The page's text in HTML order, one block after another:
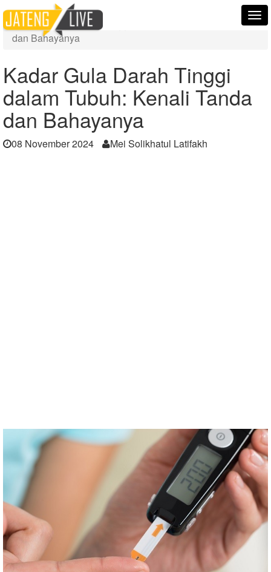
Home
Berita
Kadar Gula Darah Tinggi dalam Tubuh: Kenali Tanda
dan Bahayanya
Kadar Gula Darah Tinggi
dalam Tubuh: Kenali Tanda
dan Bahayanya
08 November 2024 Mei Solikhatul Latifakh